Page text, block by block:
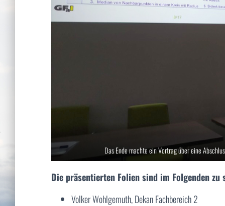
Das Ende machte ein Vortrag über eine
Die präsentierten Folien sind im Folgenden zu
Volker Wohlgemuth, Dekan Fachbereich 2